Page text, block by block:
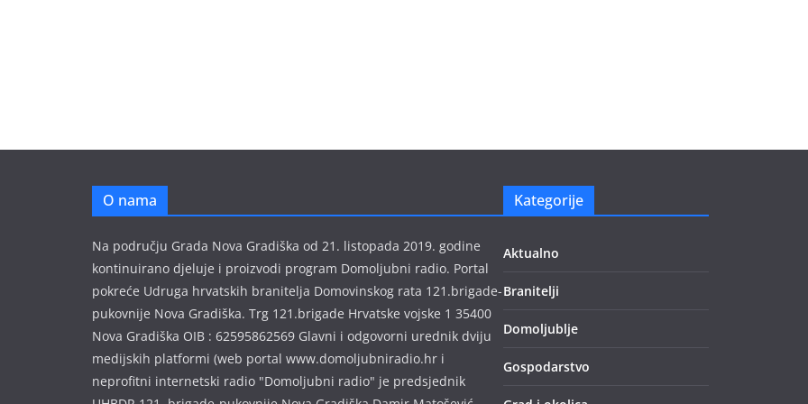
O nama
Na području Grada Nova Gradiška od 21. listopada 2019. godine
kontinuirano djeluje i proizvodi program Domoljubni radio. Portal
pokreće Udruga hrvatskih branitelja Domovinskog rata 121.brigade-
pukovnije Nova Gradiška. Trg 121.brigade Hrvatske vojske 1 35400
Nova Gradiška OIB : 62595862569 Glavni i odgovorni urednik dviju
medijskih platformi (web portal www.domoljubniradio.hr i
neprofitni internetski radio "Domoljubni radio" je predsjednik
Kategorije
Aktualno
Branitelji
Domoljublje
Gospodarstvo